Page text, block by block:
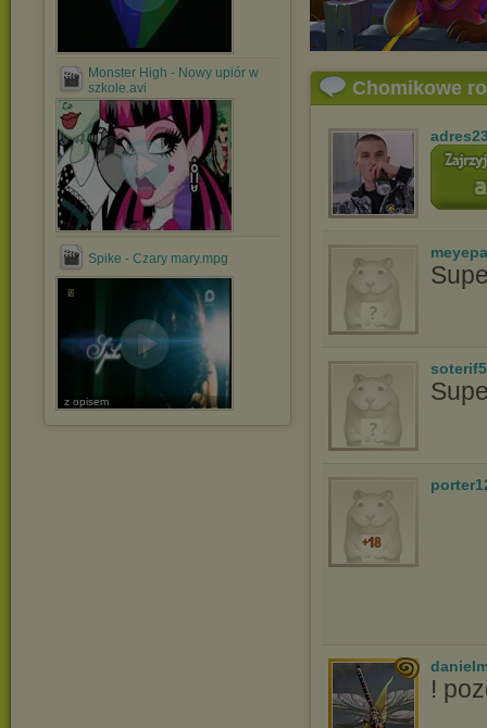
Monster High - Nowy upiór w
szkole.avi
Spike - Czary mary.mpg
z opisem
Chomikowe
!